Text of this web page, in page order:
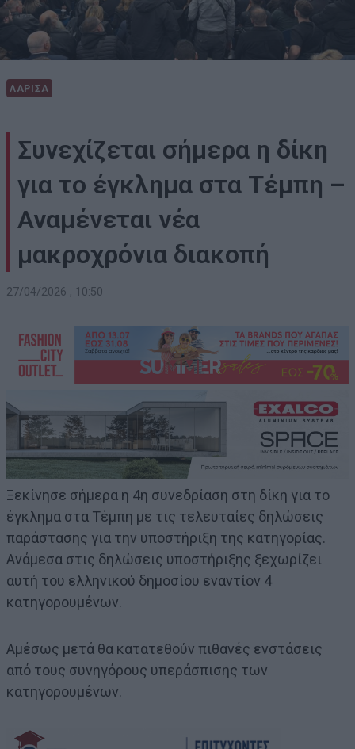
ΛΑΡΙΣΑ
Συνεχίζεται σήμερα η δίκη
για το έγκλημα στα Τέμπη –
Αναμένεται νέα
μακροχρόνια διακοπή
27/04/2026 , 10:50
Ξεκίνησε σήμερα η 4η συνεδρίαση στη δίκη για το
έγκλημα στα Τέμπη με τις τελευταίες δηλώσεις
παράστασης για την υποστήριξη της κατηγορίας.
Ανάμεσα στις δηλώσεις υποστήριξης ξεχωρίζει
αυτή του ελληνικού δημοσίου εναντίον 4
κατηγορουμένων.
Αμέσως μετά θα κατατεθούν πιθανές ενστάσεις
από τους συνηγόρους υπεράσπισης των
κατηγορουμένων.